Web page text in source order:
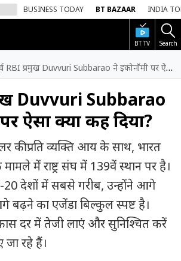
BUSINESS TODAY BT BAZAAR INDIA
BT TV Search
RBI प्रमुख Duvvuri Subbarao ने इकोनॉमी पर ऐसा क्या कह दिया?
Duvvuri Subbarao
ऐसा क्या कह दिया?
की प्रति व्यक्ति आय के साथ, भारत
में राष्ट्र संघ में 139वें स्थान पर है।
देशों में सबसे गरीब, उन्होंने आगे
बढ़ने का एजेंडा बिल्कुल स्पष्ट है।
दर में तेजी लाएं और सुनिश्चित करें
जा रहे हैं।